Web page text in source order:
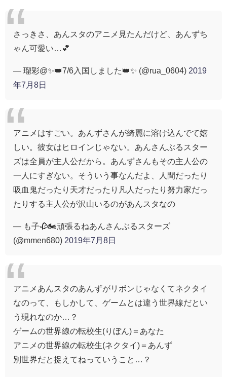
さっきさ、あんスタのアニメ見たんだけど、あんずち
ゃん可愛い…💕
— 瑠彩@✨👑7/6入国しました👑✨ (@rua_0604) 2019
年7月8日
アニメはすごい。あんずさんが綺麗に溶け込んでて嬉
しい。彼女はヒロインじゃない。あんさんぶるスター
ズは全員が主人公だから。あんずさんもその主人公の
一人にすぎない。そういう事なんだよ、人間だったり
吸血鬼だったり天才だったり凡人だったり努力家だっ
たりする主人公が沢山いるのがあんスタなの
— も子🥀🏍頑張るねあんさんぶるスターズ
(@mmen680) 2019年7月8日
アニメあんスタのあんずがリボンじゃなくてネクタイ
なのって、もしかして、ゲームとは違う世界線だとい
う現れなのか…？
ゲームの世界線の転校生(りぼん)＝あなた
アニメの世界線の転校生(ネクタイ)＝あんず
別世界だと捉えてねっていうこと…？